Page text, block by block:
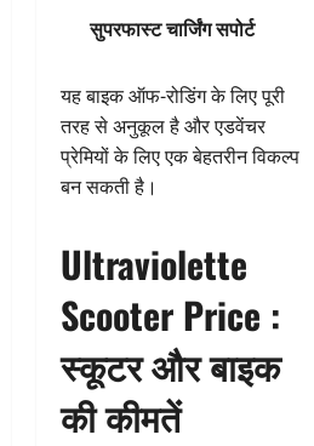
सुपरफास्ट चार्जिंग सपोर्ट
यह बाइक ऑफ-रोडिंग के लिए पूरी
तरह से अनुकूल है और एडवेंचर
प्रेमियों के लिए एक बेहतरीन विकल्प
बन सकती है।
Ultraviolette
Scooter Price :
स्कूटर और बाइक
की कीमतें